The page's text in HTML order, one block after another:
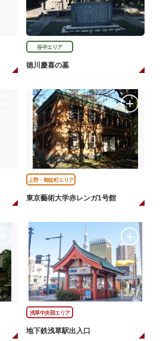
谷中エリア
徳川慶喜の墓
上野・御徒町エリア
東京藝術大学赤レンガ1号館
浅草中央部エリア
地下鉄浅草駅出入口